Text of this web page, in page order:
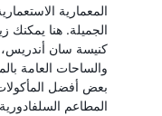
المعمارية
الجميلة. هنا يمكنك
كنيسة سان أندريس،
والساحات العامة
بعض أفضل
المطاعم السلفادورية